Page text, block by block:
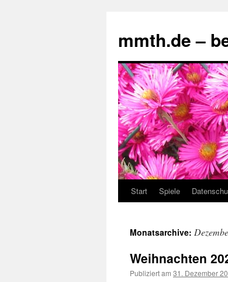
mmth.de –
Start Spiele
Monatsarchive:
Weihnachten
Publiziert am 31. Dezember